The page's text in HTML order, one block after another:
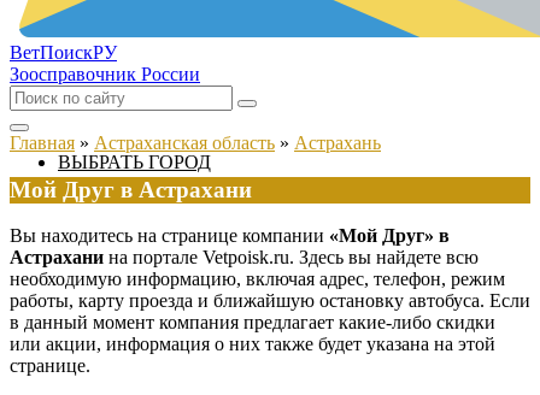
ВетПоискРУ
Зоосправочник России
ВЫБРАТЬ ГОРОД
Главная » Астраханская область » Астрахань
Мой Друг в Астрахани
Вы находитесь на странице компании «Мой Друг» в
Астрахани на портале Vetpoisk.ru. Здесь вы найдете всю
необходимую информацию, включая адрес, телефон, режим
работы, карту проезда и ближайшую остановку автобуса. Если
в данный момент компания предлагает какие-либо скидки
или акции, информация о них также будет указана на этой
странице.